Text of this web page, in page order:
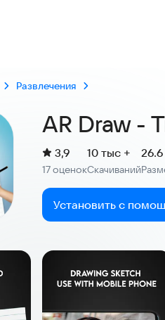
Развлечения
AR Draw -
Рейтинг:
3,9
17 оценокСкачиваний
10 тыс +
Установить с